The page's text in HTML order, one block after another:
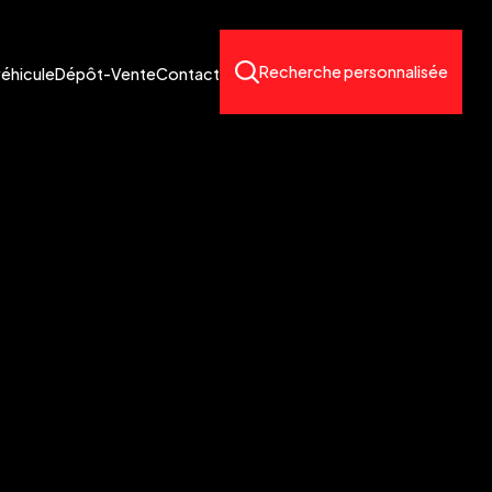
Dépôt-VenteContact Recherche personnalisée